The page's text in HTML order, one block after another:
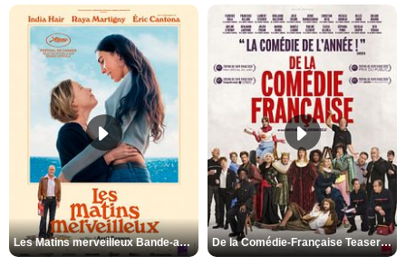
Les Matins merveilleux Bande-annonce VF De la Comédie-Française Teaser VF